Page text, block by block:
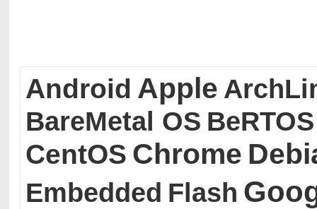
Android Apple
BareMetal OS BeRTOS
CentOS Chrome
Embedded Flash